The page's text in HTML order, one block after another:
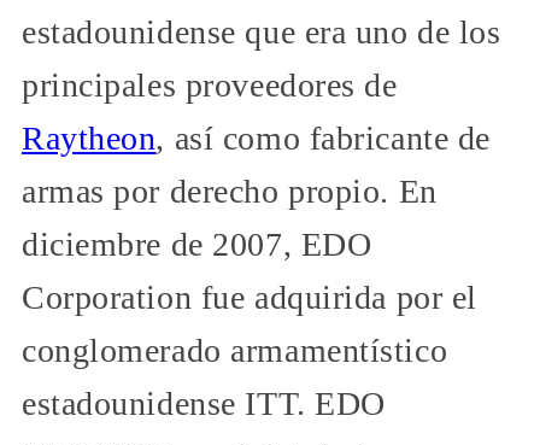
estadounidense que era uno de los
principales proveedores de
Raytheon, así como fabricante de
armas por derecho propio. En
diciembre de 2007, EDO
Corporation fue adquirida por el
conglomerado armamentístico
estadounidense ITT. EDO